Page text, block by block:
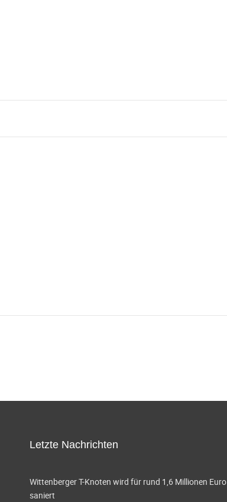
Letzte Nachrichten
Wittenberger T-Knoten wird für rund 1,6 Millionen Euro
saniert